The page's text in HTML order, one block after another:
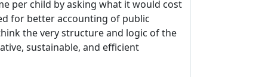
per child by asking what it would cost
for better accounting of public
the very structure and logic of the
sustainable, and efficient